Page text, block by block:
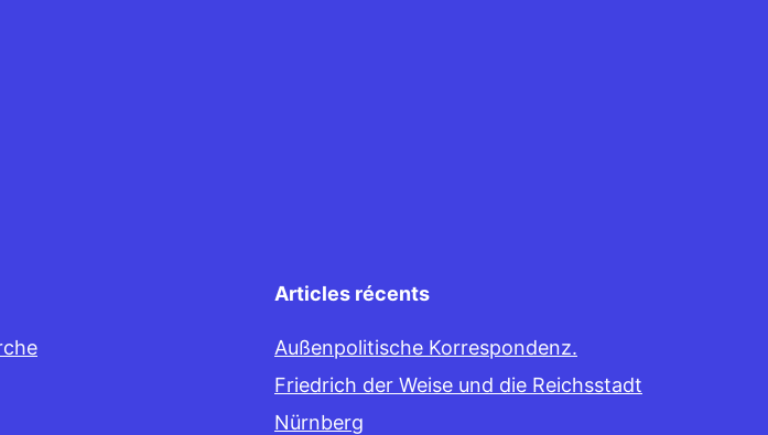
Articles récents
Außenpolitische Korrespondenz.
Friedrich der Weise und die Reichsstadt
Nürnberg